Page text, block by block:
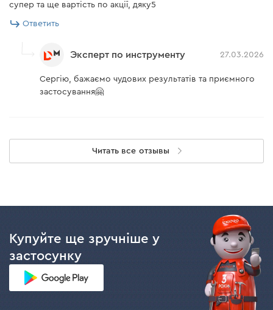
супер та ще вартість по акції, дяку5
Ответить
Эксперт по инструменту 27.03.2026
Сергію, бажаємо чудових результатів та приємного
застосування🤗
Читать все отзывы
Купуйте ще зручніше у
застосунку